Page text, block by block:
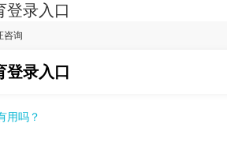
登录入口
咨询
登录入口
用吗？